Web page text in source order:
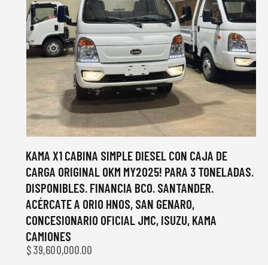
KAMA X1 CABINA SIMPLE DIESEL CON CAJA DE
CARGA ORIGINAL 0KM MY2025! PARA 3 TONELADAS.
DISPONIBLES. FINANCIA BCO. SANTANDER.
ACÉRCATE A ORIO HNOS, SAN GENARO,
CONCESIONARIO OFICIAL JMC, ISUZU, KAMA
CAMIONES
$39,600,000.00